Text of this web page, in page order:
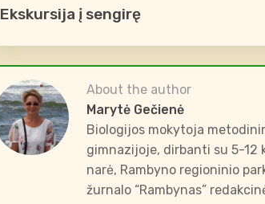
Ekskursija į sengirę
About the author
Marytė Gečienė
Biologijos mokytoja
gimnazijoje, dirbanti su 5-12
narė, Rambyno regioninio
žurnalo “Rambynas”